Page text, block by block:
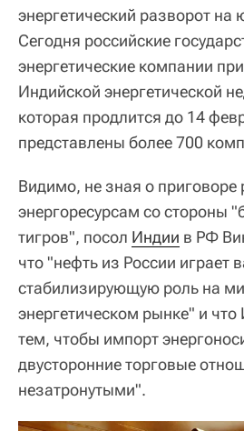
энергетический разворот на
Сегодня российские
энергетические компании
Индийской энергетической
которая продлится до 14
представлены более 700
Видимо, не зная о приговоре
энергоресурсам со стороны
тигров", посол Индии в РФ
что "нефть из России играет
стабилизирующую роль на
энергетическом рынке" и что
тем, чтобы импорт
двусторонние торговые
незатронутыми".